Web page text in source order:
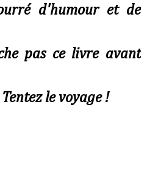
d'humour et de
pas ce livre avant
le voyage !